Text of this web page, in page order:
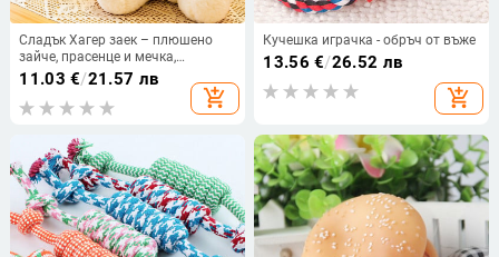
Сладък Хагер заек – плюшено
зайче, прасенце и мечка,
платнена кукла и възглавничка,
подарък за рождения ден на
момичета
11.03 €/21.57 лв
add_shopping_cart
Кучешка играчка - обръч от въже
13.56 €/26.52 лв
add_shopping_cart